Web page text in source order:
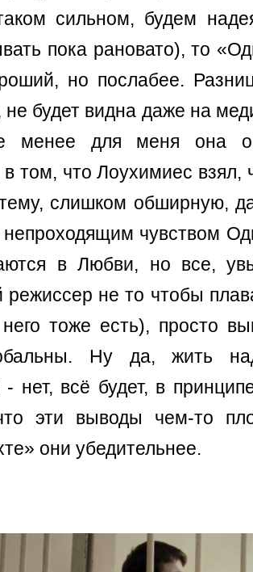
сильном, будем
пока рановато), то
но послабее.
будет видна даже на
менее для меня она
том, что Лоухимиес взял,
слишком обширную,
чувством
в Любви, но все,
режиссер не то чтобы
тоже есть), просто
Ну да, жить
- нет, всё будет, в
эти выводы чем-то
они убедительнее.